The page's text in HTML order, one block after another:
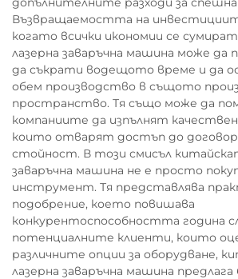
Възвращаемостта на
когато всички икономии се
лазерна заваръчна машина може да
да съкрати водещото време и да
обем производство в същото
пространство. Тя също може да
компаниите да изпълнят
които отварят достъп до
стойност. В този смисъл
заваръчна машина не е просто
инструмент. Тя представлява
подобрение, което повишава
конкурентоспособността година
потенциалните клиенти, които
различните опции за оборудване,
лазерна заваръчна машина предлага